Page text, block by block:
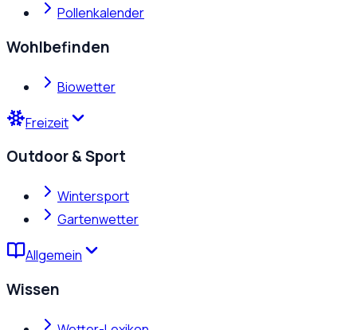
Pollenkalender
Wohlbefinden
Biowetter
Freizeit
Outdoor & Sport
Wintersport
Gartenwetter
Allgemein
Wissen